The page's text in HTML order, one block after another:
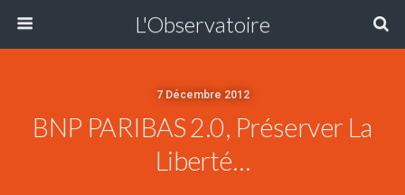
L'Observatoire
7 Décembre 2012
BNP PARIBAS 2.0, Préserver La
Liberté…